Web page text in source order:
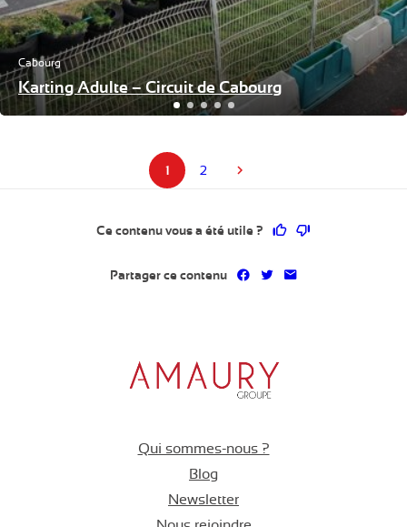
Cabourg
Karting Adulte – Circuit de Cabourg
1 2
Ce contenu vous a été utile ? Ce contenu vous
Partager ce contenu Partager sur Facebook
Partager sur Twitter
Partager par
Qui sommes-nous ?
Blog
Newsletter